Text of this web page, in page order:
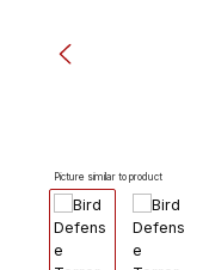
Picture similar to product